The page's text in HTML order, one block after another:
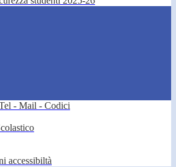
- Mail - Codici
accessibiltà